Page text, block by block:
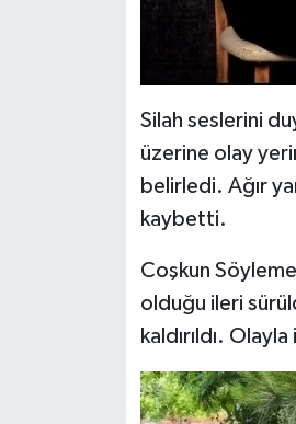
Silah seslerini
üzerine olay
belirledi. Ağır
kaybetti.
Coşkun
olduğu ileri
kaldırıldı.